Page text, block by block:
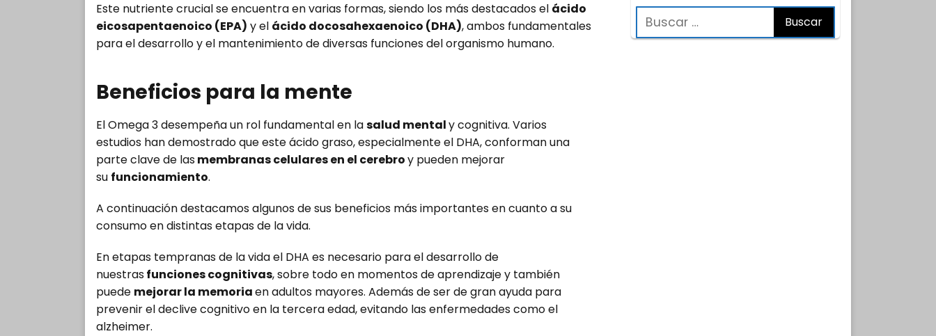
Este nutriente crucial se encuentra en varias formas, siendo los más destacados el ácido
eicosapentaenoico (EPA) y el ácido docosahexaenoico (DHA), ambos fundamentales
para el desarrollo y el mantenimiento de diversas funciones del organismo humano.
Beneficios para la mente
El Omega 3 desempeña un rol fundamental en lasalud mentaly cognitiva. Varios
estudios han demostrado que este ácido graso, especialmente el DHA, conforman una
parte clave de lasmembranas celulares en el cerebroy pueden mejorar
su funcionamiento.
A continuación destacamos algunos de sus beneficios más importantes en cuanto a su
consumo en distintas etapas de la vida.
En etapas tempranas de la vida el DHA es necesario para el desarrollo de
nuestrasfunciones cognitivas, sobre todo en momentos de aprendizaje y también
puede mejorar la memoriaen adultos mayores. Además de ser de gran ayuda para
prevenir el declive cognitivo en la tercera edad, evitando las enfermedades como el
alzheimer.